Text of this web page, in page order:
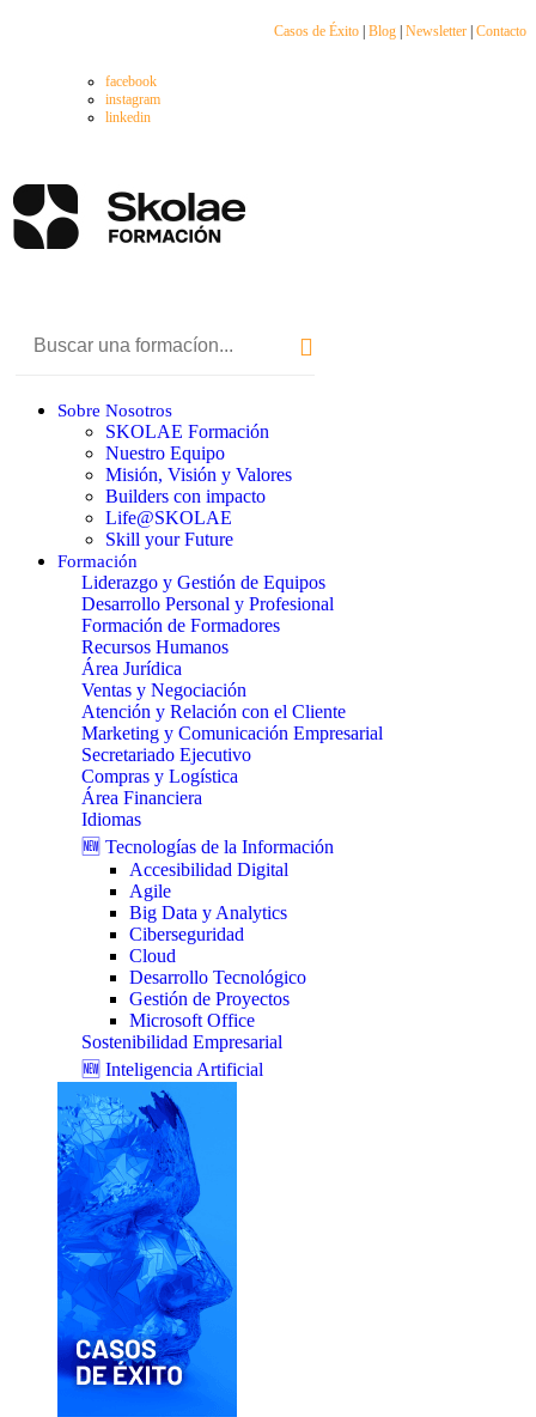
Casos de Éxito Blog Newsletter Contacto
facebook
instagram
linkedin
Sobre Nosotros
SKOLAE Formación
Nuestro Equipo
Misión, Visión y Valores
Builders con impacto
Life@SKOLAE
Skill your Future
Formación
Liderazgo y Gestión de Equipos
Desarrollo Personal y Profesional
Formación de Formadores
Recursos Humanos
Área Jurídica
Ventas y Negociación
Atención y Relación con el Cliente
Marketing y Comunicación Empresarial
Secretariado Ejecutivo
Compras y Logística
Área Financiera
Idiomas
🆕 Tecnologías de la Información
Accesibilidad Digital
Agile
Big Data y Analytics
Ciberseguridad
Cloud
Desarrollo Tecnológico
Gestión de Proyectos
Microsoft Office
Sostenibilidad Empresarial
🆕 Inteligencia Artificial